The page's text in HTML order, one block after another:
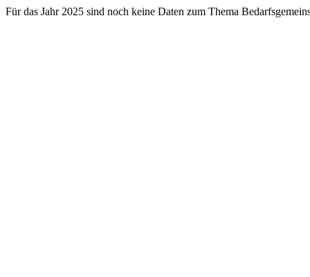
Für das Jahr 2025 sind noch keine Daten zum Thema